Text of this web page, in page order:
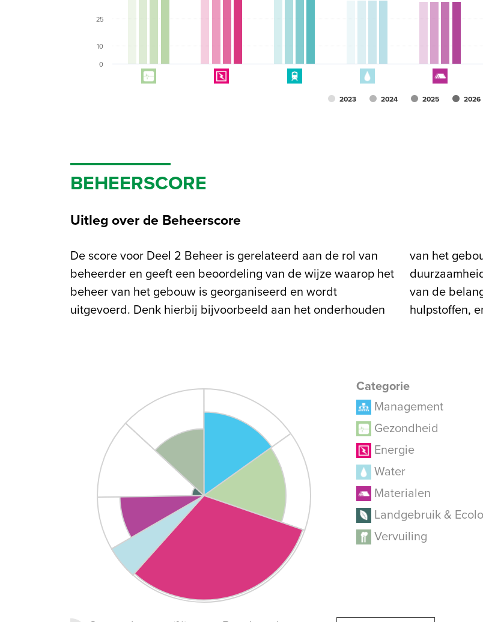
2023 2024 2025 2026
0
10
25
BEHEERSCORE
Uitleg over de Beheerscore
De score voor Deel 2 Beheer is gerelateerd aan de rol van
beheerder en geeft een beoordeling van de wijze waarop het
beheer van het gebouw is georganiseerd en wordt
uitgevoerd. Denk hierbij bijvoorbeeld aan het onderhouden
van het gebouw en het monitoren van de
duurzaamheidsprestaties. Het beoordeelt ook de consumptie
van de belangrijkste bronnen, zoals water en andere
hulpstoffen,
Categorie
Management
Gezondheid
Energie
Water
Materialen
Landgebruik &
Vervuiling